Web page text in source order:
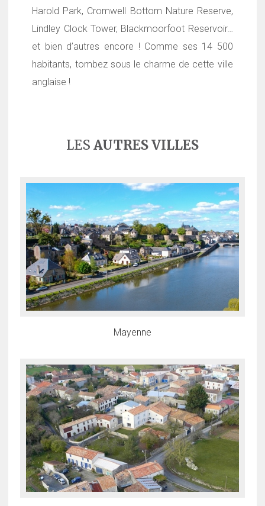
Harold Park, Cromwell Bottom Nature Reserve,
Lindley Clock Tower, Blackmoorfoot Reservoir…
et bien d’autres encore ! Comme ses 14 500
habitants, tombez sous le charme de cette ville
anglaise !
LES AUTRES VILLES
Mayenne